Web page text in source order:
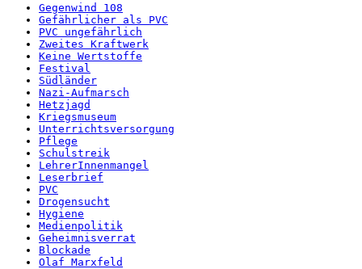
Gegenwind 108
Gefährlicher als PVC
PVC ungefährlich
Zweites Kraftwerk
Keine Wertstoffe
Festival
Südländer
Nazi-Aufmarsch
Hetzjagd
Kriegsmuseum
Unterrichtsversorgung
Pflege
Schulstreik
LehrerInnenmangel
Leserbrief
PVC
Drogensucht
Hygiene
Medienpolitik
Geheimnisverrat
Blockade
Olaf Marxfeld